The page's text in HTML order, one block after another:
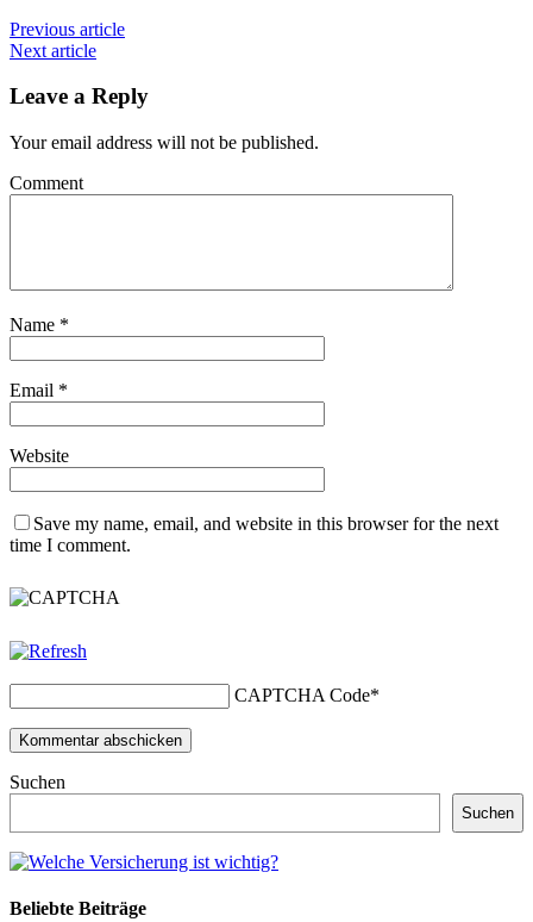
Previous article
Next article
Leave a Reply
Your email address will not be published.
Comment
Name *
Email *
Website
Save my name, email, and website in this browser for the next
time I comment.
CAPTCHA Code*
Suchen
Suchen
Beliebte Beiträge